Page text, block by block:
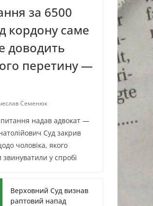
за 6500
кордону саме
доводить
перетину —
Семенюк
питання надав адвокат —
Суд закрив
чоловіка, якого
у спробі
Верховний Суд визнав
раптовий напад